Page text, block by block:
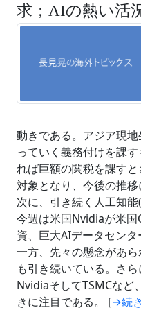
求；AIの熱い活
動きである。アジア現
っていく義務付けを課
れば巨額の関税を課す
対象となり、今後の推移
次に、引き続く人工知能
今週は米国Nvidiaが米
資、巨大AIデータセンタ
一方、先々の懸念があ
も引き続いている。さ
NvidiaそしてTSMCなど
きに注目である。 [→続